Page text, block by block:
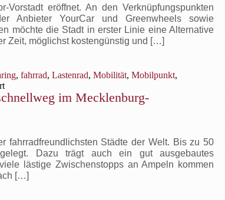
im
ländlichen
Raum.
eröffnet. An den Verknüpfungspunkten
Anbieter YourCar und Greenwheels sowie
möchte die Stadt in erster Linie eine Alternative
Zeit, möglichst kostengünstig und […]
, fahrrad, Lastenrad, Mobilität, Mobilpunkt,
für
In
Vorstadt
wurden
heute
die
ersten
im Mecklenburg-
fahrradfreundlichsten Städte der Welt. Bis zu 50
Dazu trägt auch ein gut ausgebautes
lästige Zwischenstopps an Ampeln kommen
[…]